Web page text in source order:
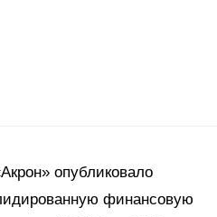
опубликовало
финансовую